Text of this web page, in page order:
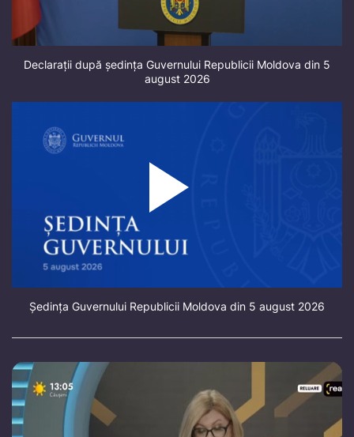
Declarații după ședința Guvernului Republicii Moldova din 5
august 2026
Ședința Guvernului Republicii Moldova din 5 august 2026